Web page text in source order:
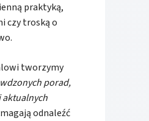
praktyką,
czy troską o
tworzymy
porad,
odnaleźć